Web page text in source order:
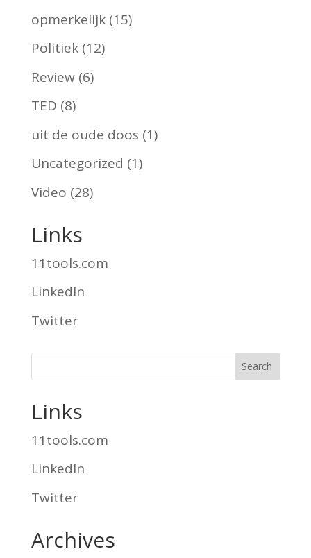
opmerkelijk(15)
Politiek(12)
Review(6)
TED (8)
uit de oude doos (1)
Uncategorized (1)
Video (28)
Links
11tools.com
LinkedIn
Twitter
Links
11tools.com
LinkedIn
Twitter
Archives